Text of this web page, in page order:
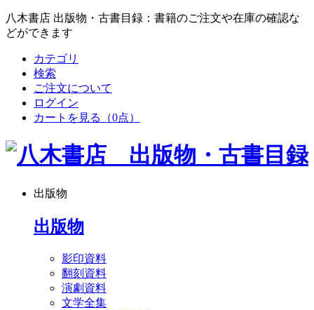
八木書店 出版物・古書目録：書籍のご注文や在庫の確認な
どができます
カテゴリ
検索
ご注文について
ログイン
カートを見る
（0点）
出版物
出版物
影印資料
翻刻資料
演劇資料
文学全集